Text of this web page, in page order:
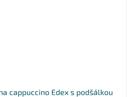
cappuccino Edex s podšálkou